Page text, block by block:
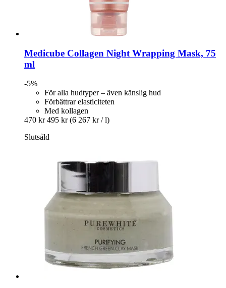
Medicube Collagen Night Wrapping Mask, 75
ml
-5%
För alla hudtyper – även känslig hud
Förbättrar elasticiteten
Med kollagen
470 kr 495 kr (6 267 kr / l)
Slutsåld